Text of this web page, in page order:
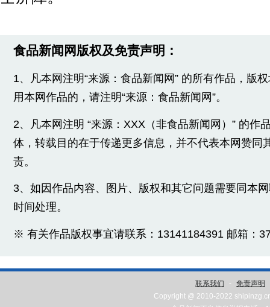
食品新闻网版权及免责声明：
1、凡本网注明“来源：食品新闻网” 的所有作品，版
用本网作品的，请注明“来源：食品新闻网”。
2、凡本网注明 “来源：XXX（非食品新闻网）” 的作
体，转载目的在于传递更多信息，并不代表本网赞同
责。
3、如因作品内容、图片、版权和其它问题需要同本
时间处理。
※ 有关作品版权事宜请联系：13141184391 邮箱：
联系我们 - 免责声明
Copyright @ 2010-2022